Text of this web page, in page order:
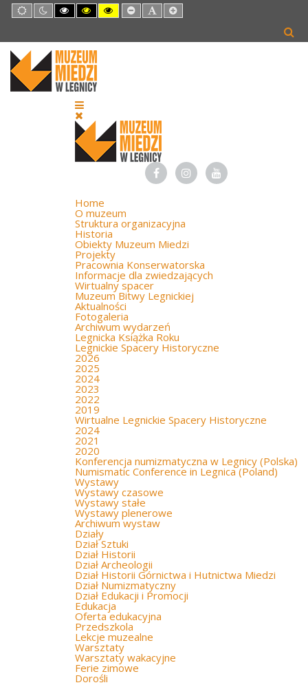
Default
mode
Night
mode
High
Contrast
mode
High
Contrast
mode
High
Contrast
mode
Set
Smaller
Set
Default
Set
Larger
Home
O muzeum
Struktura organizacyjna
Historia
Obiekty Muzeum Miedzi
Projekty
Pracownia Konserwatorska
Informacje dla zwiedzających
Wirtualny spacer
Muzeum Bitwy Legnickiej
Aktualności
Fotogaleria
Archiwum wydarzeń
Legnicka Książka Roku
Legnickie Spacery Historyczne
2026
2025
2024
2023
2022
2019
Wirtualne Legnickie Spacery Historyczne
2024
2021
2020
Konferencja numizmatyczna w Legnicy (Polska)
Numismatic Conference in Legnica (Poland)
Wystawy
Wystawy czasowe
Wystawy stałe
Wystawy plenerowe
Archiwum wystaw
Działy
Dział Sztuki
Dział Historii
Dział Archeologii
Dział Historii Górnictwa i Hutnictwa Miedzi
Dział Numizmatyczny
Dział Edukacji i Promocji
Edukacja
Oferta edukacyjna
Przedszkola
Lekcje muzealne
Warsztaty
Warsztaty wakacyjne
Ferie zimowe
Dorośli